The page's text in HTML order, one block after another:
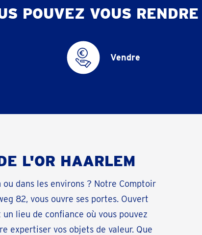
POUVEZ VOUS
Vendre
L'OR HAARLEM
ou dans les environs ? Notre Comptoir
82, vous ouvre ses portes. Ouvert
lieu de confiance où vous pouvez
expertiser vos objets de valeur. Que